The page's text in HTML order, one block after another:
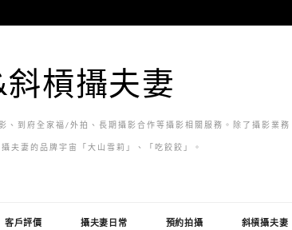
槓攝夫妻
到府全家福/外拍、長期攝影合作等攝影相關服務。除了攝影業
夫妻的品牌宇宙「大山雪莉」、「吃餃餃」。
客戶評價 攝夫妻日常 預約拍攝 斜槓攝夫妻